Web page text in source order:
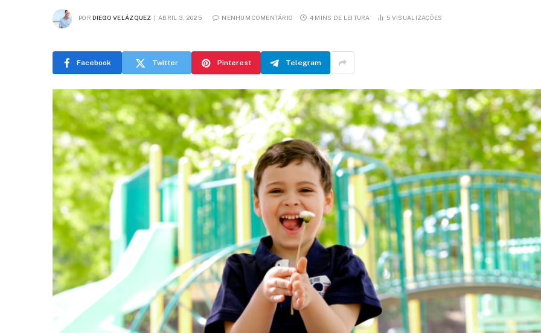
POR DIEGO VELÁZQUEZ ABRIL 3, 2025 NENHUM COMENTÁRIO 4 MINS DE LEITURA 5 VISUALIZAÇÕES
Facebook Twitter Pinterest Telegram